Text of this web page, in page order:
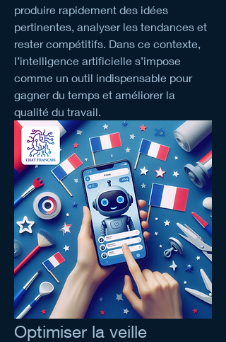
produire rapidement des idées
pertinentes, analyser les tendances et
rester compétitifs. Dans ce contexte,
l’intelligence artificielle s’impose
comme un outil indispensable pour
gagner du temps et améliorer la
qualité du travail.
Optimiser la veille